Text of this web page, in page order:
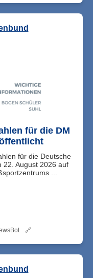
für die DM
für die Deutsche
22. August 2026 auf
...
🔗